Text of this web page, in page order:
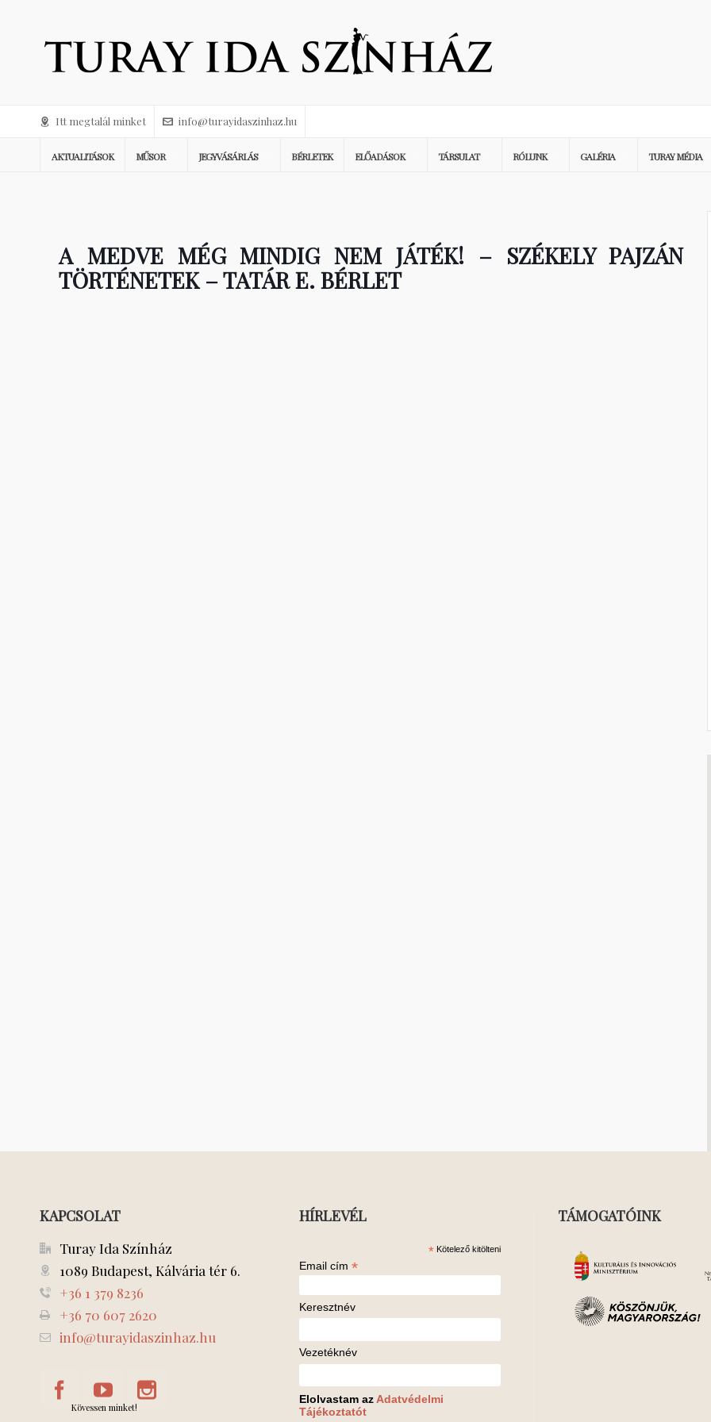
Itt megtalál minket info@turayidaszinhaz.hu
AKTUALITÁSOK MŰSOR JEGYVÁSÁRLÁS BÉRLETEK ELŐADÁSOK TÁRSULAT RÓLUNK GALÉRIA TURAY MÉDIA
A MEDVE MÉG MINDIG NEM JÁTÉK! – SZÉKELY PAJZÁN
TÖRTÉNETEK – TATÁR E. BÉRLET
KAPCSOLAT
Turay Ida Színház
1089 Budapest, Kálvária tér 6.
+36 1 379 8236
+36 70 607 2620
info@turayidaszinhaz.hu
Kövessen minket!
HÍRLEVÉL
* Kötelező kitölteni
Email cím *
Keresztnév
Vezetéknév
Elolvastam azAdatvédelmi
Tájékoztatót
TÁMOGATÓINK